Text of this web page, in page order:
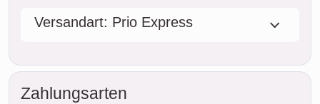
Versandart: Prio Express
Zahlungsarten